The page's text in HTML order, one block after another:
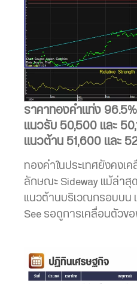
ราคาทองคำแท่ง 96.5%
แนวรับ 50,500 และ
แนวต้าน 51,600 และ
ทองคำในประเทศยังคงเ
ลักษณะ Sideway แม้ล่า
แนวต้านบริเวณกรอบบน
See รอดูการเคลื่อนตัวข